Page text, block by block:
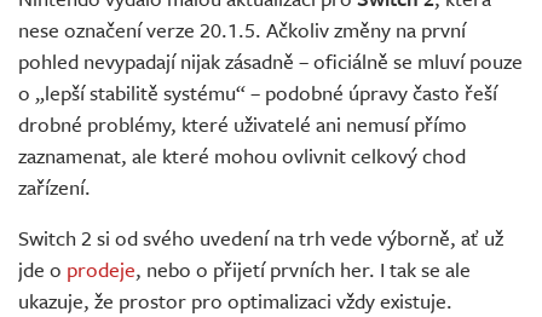
Živě
nese označení verze 20.1.5. Ačkoliv změny na první
pohled nevypadají nijak zásadně – oficiálně se mluví pouze
o „lepší stabilitě systému“ – podobné úpravy často řeší
drobné problémy, které uživatelé ani nemusí přímo
zaznamenat, ale které mohou ovlivnit celkový chod
zařízení.
Switch 2 si od svého uvedení na trh vede výborně, ať už
jde o prodeje, nebo o přijetí prvních her. I tak se ale
ukazuje, že prostor pro optimalizaci vždy existuje.